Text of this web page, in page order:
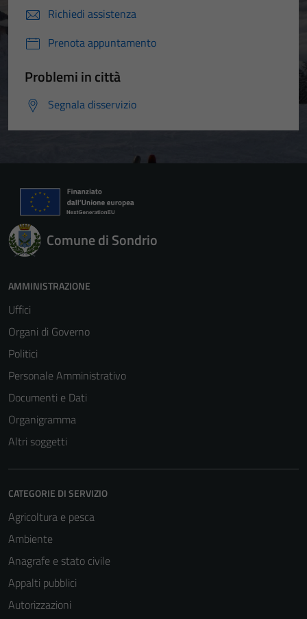
Richiedi assistenza
Prenota appuntamento
Problemi in città
Segnala disservizio
Comune di Sondrio
AMMINISTRAZIONE
Uffici
Organi di Governo
Politici
Personale Amministrativo
Documenti e Dati
Organigramma
Altri soggetti
CATEGORIE DI SERVIZIO
Agricoltura e pesca
Ambiente
Anagrafe e stato civile
Appalti pubblici
Autorizzazioni